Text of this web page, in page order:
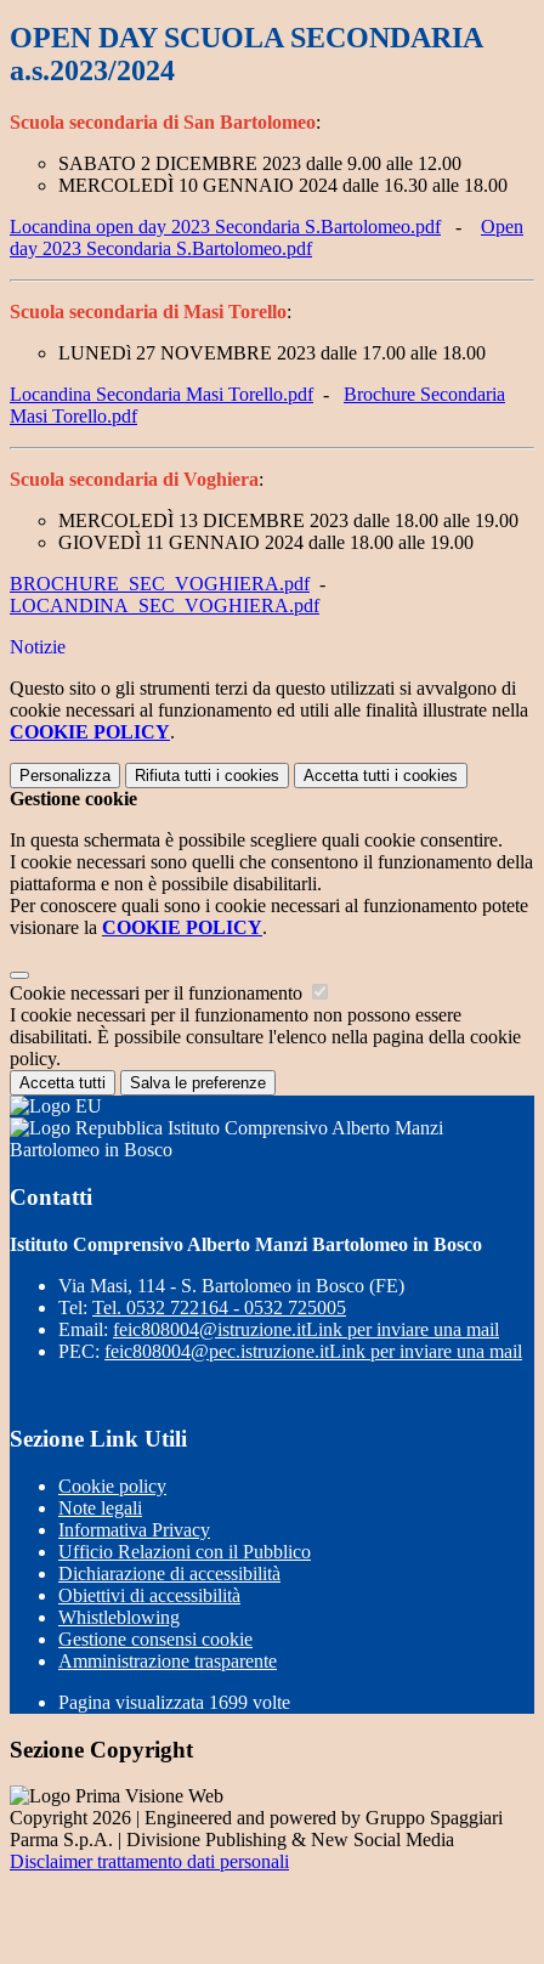
OPEN DAY SCUOLA SECONDARIA
a.s.2023/2024
Scuola secondaria di San Bartolomeo:
SABATO 2 DICEMBRE 2023 dalle 9.00 alle 12.00
MERCOLEDÌ 10 GENNAIO 2024 dalle 16.30 alle 18.00
Locandina open day 2023 Secondaria S.Bartolomeo.pdf- Open
day 2023 Secondaria S.Bartolomeo.pdf
Scuola secondaria di Masi Torello:
LUNEDì 27 NOVEMBRE 2023 dalle 17.00 alle 18.00
Locandina Secondaria Masi Torello.pdf- Brochure Secondaria
Masi Torello.pdf
Scuola secondaria di Voghiera:
MERCOLEDÌ 13 DICEMBRE 2023 dalle 18.00 alle 19.00
GIOVEDÌ 11 GENNAIO 2024 dalle 18.00 alle 19.00
BROCHURE_SEC_VOGHIERA.pdf-
LOCANDINA_SEC_VOGHIERA.pdf
Notizie
Questo sito o gli strumenti terzi da questo utilizzati si avvalgono di
cookie necessari al funzionamento ed utili alle finalità illustrate nella
COOKIE POLICY.
Personalizza Rifiuta tutti i cookies Accetta tutti i cookies
Gestione cookie
In questa schermata è possibile scegliere quali cookie consentire.
I cookie necessari sono quelli che consentono il funzionamento della
piattaforma e non è possibile disabilitarli.
Per conoscere quali sono i cookie necessari al funzionamento potete
visionare la COOKIE POLICY.
Cookie necessari per il funzionamento
I cookie necessari per il funzionamento non possono essere
disabilitati. È possibile consultare l'elenco nella pagina della cookie
policy.
Accetta tutti Salva le preferenze
Istituto Comprensivo Alberto Manzi
Bartolomeo in Bosco
Contatti
Istituto Comprensivo Alberto Manzi Bartolomeo in Bosco
Via Masi, 114 - S. Bartolomeo in Bosco (FE)
Tel: Tel. 0532 722164 - 0532 725005
Email: feic808004@istruzione.itLink per inviare una mail
PEC: feic808004@pec.istruzione.itLink per inviare una mail
Sezione Link Utili
Cookie policy
Note legali
Informativa Privacy
Ufficio Relazioni con il Pubblico
Dichiarazione di accessibilità
Obiettivi di accessibilità
Whistleblowing
Gestione consensi cookie
Amministrazione trasparente
Pagina visualizzata 1699 volte
Sezione Copyright
Copyright 2026 | Engineered and powered by Gruppo Spaggiari
Parma S.p.A. | Divisione Publishing & New Social Media
Disclaimer trattamento dati personali